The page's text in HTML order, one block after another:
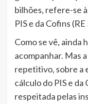
bilhões, refere-se
PIS e da Cofins
Como se vê, ainda
acompanhar. Mas
repetitivo, sobre a
cálculo do PIS e
respeitada pelas